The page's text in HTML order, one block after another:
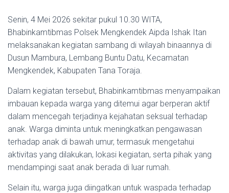
Senin, 4 Mei 2026 sekitar pukul 10.30 WITA,
Bhabinkamtibmas Polsek Mengkendek Aipda Ishak Itan
melaksanakan kegiatan sambang di wilayah binaannya di
Dusun Mambura, Lembang Buntu Datu, Kecamatan
Mengkendek, Kabupaten Tana Toraja.
Dalam kegiatan tersebut, Bhabinkamtibmas menyampaikan
imbauan kepada warga yang ditemui agar berperan aktif
dalam mencegah terjadinya kejahatan seksual terhadap
anak. Warga diminta untuk meningkatkan pengawasan
terhadap anak di bawah umur, termasuk mengetahui
aktivitas yang dilakukan, lokasi kegiatan, serta pihak yang
mendampingi saat anak berada di luar rumah.
Selain itu, warga juga diingatkan untuk waspada terhadap